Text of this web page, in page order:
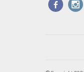
 